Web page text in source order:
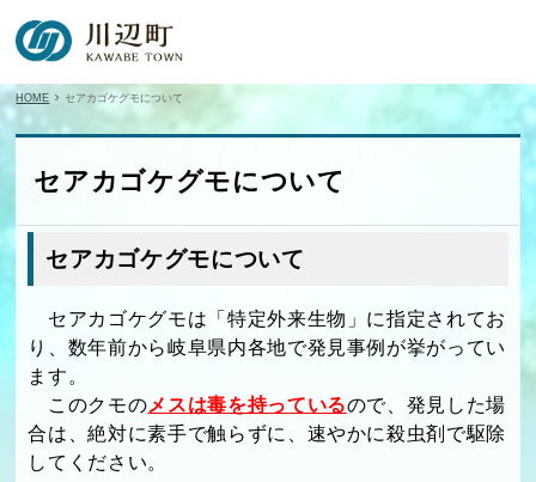
HOME セアカゴケグモについて
セアカゴケグモについて
セアカゴケグモについて
セアカゴケグモは「特定外来生物」に指定されてお
り、数年前から岐阜県内各地で発見事例が挙がってい
ます。
このクモのメスは毒を持っているので、発見した場
合は、絶対に素手で触らずに、速やかに殺虫剤で駆除
してください。